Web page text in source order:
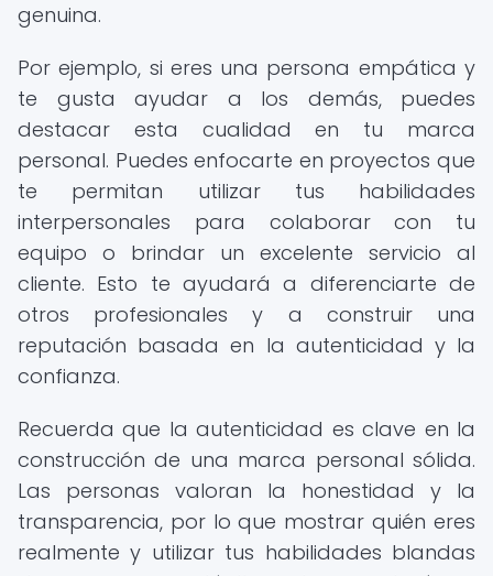
genuina.
Por ejemplo, si eres una persona empática y
te gusta ayudar a los demás, puedes
destacar esta cualidad en tu marca
personal. Puedes enfocarte en proyectos que
te permitan utilizar tus habilidades
interpersonales para colaborar con tu
equipo o brindar un excelente servicio al
cliente. Esto te ayudará a diferenciarte de
otros profesionales y a construir una
reputación basada en la autenticidad y la
confianza.
Recuerda que la autenticidad es clave en la
construcción de una marca personal sólida.
Las personas valoran la honestidad y la
transparencia, por lo que mostrar quién eres
realmente y utilizar tus habilidades blandas